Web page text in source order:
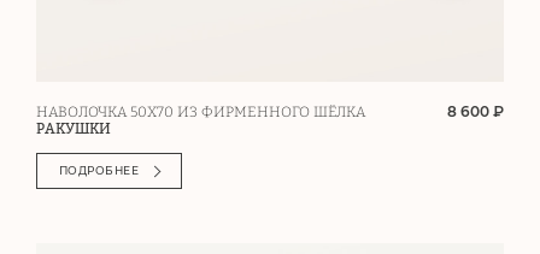
НАВОЛОЧКА 50Х70 ИЗ ФИРМЕННОГО ШЁЛКА
РАКУШКИ
8 600 ₽
ПОДРОБНЕЕ